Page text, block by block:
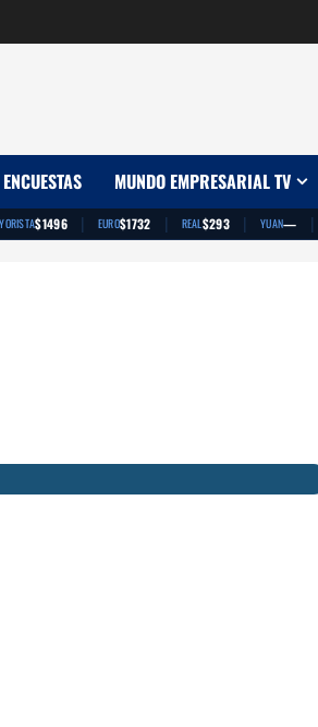
MUNDO EMPRESARIAL TV
$1496 | EURO$1732 | REAL$293 | YUAN— |